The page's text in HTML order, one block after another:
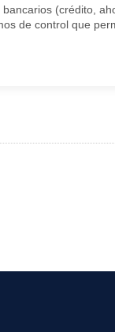
(crédito,
de control que